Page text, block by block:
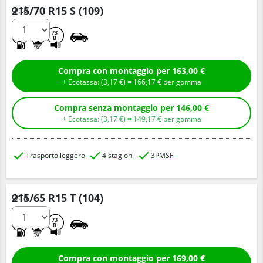
215/70 R15 S (109)
73
B
Q.tà
Compra con montaggio per 163,00 €
+ Ecotassa: (3,17€ ) = 166,17€ per gomma
Compra senza montaggio per 146,00 €
+ Ecotassa: (3,17€ ) = 149,17€ per gomma
Trasporto leggero 4 stagioni 3PMSF
215/65 R15 T (104)
73
B
Q.tà
Compra con montaggio per 169,00 €